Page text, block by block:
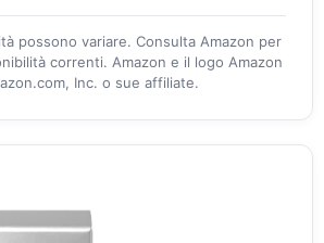
possono variare. Consulta Amazon per
correnti. Amazon e il logo Amazon
Inc. o sue affiliate.